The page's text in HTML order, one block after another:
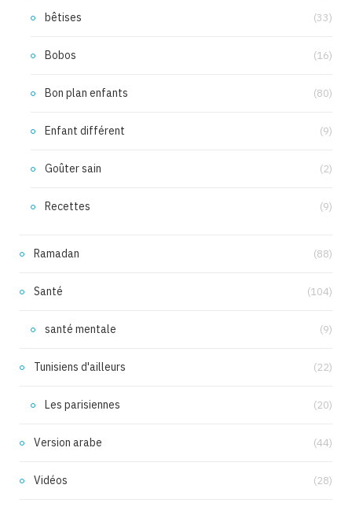
bêtises (33)
Bobos (16)
Bon plan enfants (80)
Enfant différent (9)
Goûter sain (2)
Recettes (9)
Ramadan (88)
Santé (104)
santé mentale (9)
Tunisiens d'ailleurs (22)
Les parisiennes (20)
Version arabe (44)
Vidéos (28)